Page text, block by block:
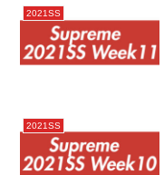
2021SS
2021SS